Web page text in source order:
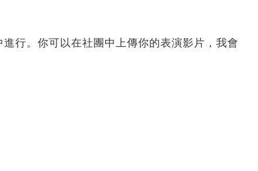
行。你可以在社團中上傳你的表演影片，我會